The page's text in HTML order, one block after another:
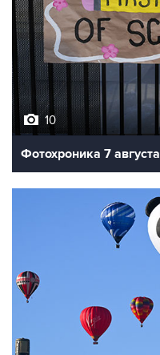
10
Фотохроника 7 августа